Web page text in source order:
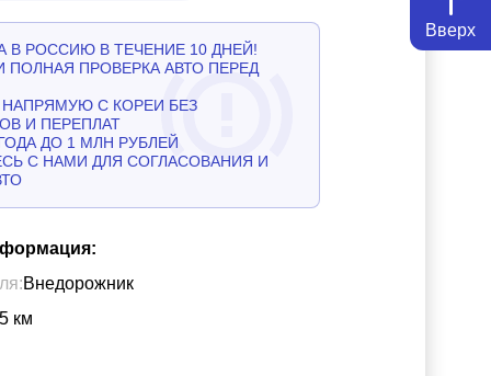
Вверх
В РОССИЮ В ТЕЧЕНИЕ 10 ДНЕЙ!
ПОЛНАЯ ПРОВЕРКА АВТО ПЕРЕД
С КОРЕИ БЕЗ
И ПЕРЕПЛАТ
ДО 1 МЛН РУБЛЕЙ
С НАМИ ДЛЯ СОГЛАСОВАНИЯ И
Внедорожник
км